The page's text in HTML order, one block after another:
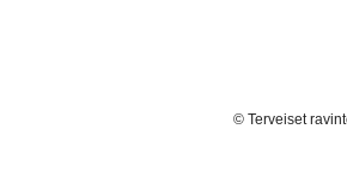
© Terveiset